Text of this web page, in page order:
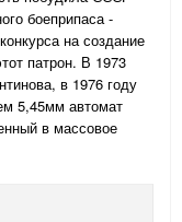
боеприпаса -
на создание
патрон. В 1973
в 1976 году
5,45мм автомат
в массовое